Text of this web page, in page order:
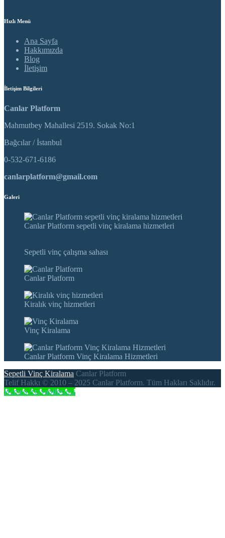
Hızlı Menü
Ana Sayfa
Hakkımızda
Blog
İletişim
İletişim Bilgileri
Canlar Platform
Mahmutbey Mahallesi 2519. Sokak No:1
Bağcılar / İstanbul
0-532-671-6186
canlarplatform@gmail.com
Galeri
Canlar Platform sepetli vinç kiralama hizmetleri
Sepetli vinç çalışma sahası
Canlar Platform
Kiralık vinç hizmetleri
Vinç Kiralama
Canlar Platform Vinç Kiralama Hizmetleri
Sepetli Vinç Kiralama Canlar Platform
Telif Hakkı © 2010 – 2025 Canlar Platform. Tüm Hakları Saklıdır.
Hemen Arayabilirsiniz